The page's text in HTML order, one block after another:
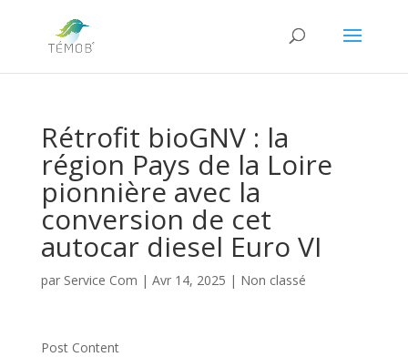
Rétrofit bioGNV : la
région Pays de la Loire
pionnière avec la
conversion de cet
autocar diesel Euro VI
par Service Com | Avr 14, 2025 | Non classé
Post Content